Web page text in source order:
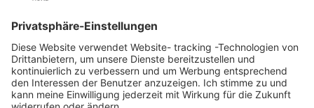
Rechtliches
Redaktion & Standards